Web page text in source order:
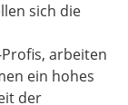
sich die
arbeiten
ein hohes
der